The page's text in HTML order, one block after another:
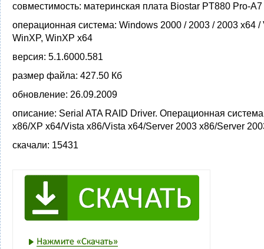
совместимость: материнская плата Biostar PT880 Pro-
операционная система: Windows 2000 / 2003 / 2003 x64
WinXP, WinXP x64
версия: 5.1.6000.581
размер файла: 427.50 Кб
обновление: 26.09.2009
описание: Serial ATA RAID Driver. Операционная
x86/XP x64/Vista x86/Vista x64/Server 2003 x86/Server
скачали: 15431